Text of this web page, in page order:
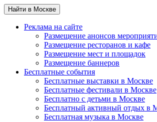
Найти в Москве
Реклама на сайте
Размещение анонсов
Размещение ресторанов и кафе
Размещение мест и площадок
Размещение баннеров
Бесплатные события
Бесплатные выставки в Москве
Бесплатные фестивали в Москве
Бесплатно с детьми в Москве
Бесплатный активный отдых в
Бесплатная музыка в Москве